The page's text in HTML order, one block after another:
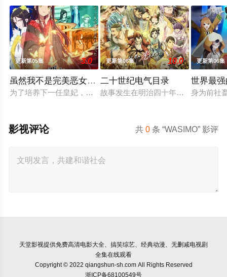
更新第05集 3.0
虽然我不是完美恶女～雏宫蝶鼠替换传～
为了培养下一任皇妃，从五大名门中召集了公主们聚集的宫殿
更新第06集 10.0
二十世纪电气目录
故事发生在明治四十年（1907 年）
更新第06集
世界最
身为前社
共0 条 “WASIMO” 影评
影视评论
天堂影视提供免费高清电影大全、搞笑综艺、经典动漫、无删减电视剧
全集在线观看
Copyright © 2022 qiangshun-sh.com All Rights Reserved
浙ICP备68100549号